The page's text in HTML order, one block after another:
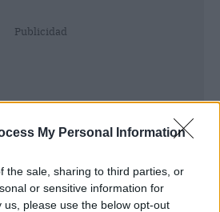
My Personal Information
the sale, sharing to third parties, or
or sensitive information for
please use the below opt-out
Publicidad